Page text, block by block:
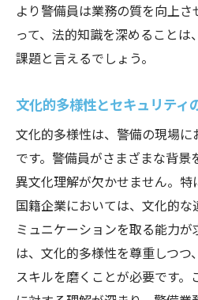
より警備員は業務の質を向上
って、法的知識を深めることは
課題と言えるでしょう。
文化的多様性とセキュリティ
文化的多様性は、警備の現場
です。警備員がさまざまな背景
異文化理解が欠かせません。
国籍企業においては、文化的
ミュニケーションを取る能力が
は、文化的多様性を尊重しつつ
スキルを磨くことが必要です。